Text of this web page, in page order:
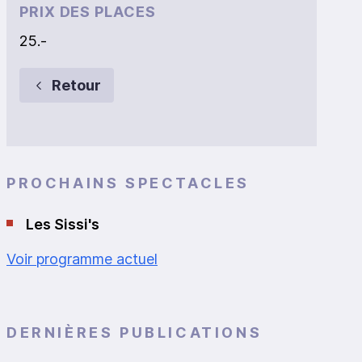
PRIX DES PLACES
25.-
Retour
PROCHAINS SPECTACLES
Les Sissi's
Voir programme actuel
DERNIÈRES PUBLICATIONS